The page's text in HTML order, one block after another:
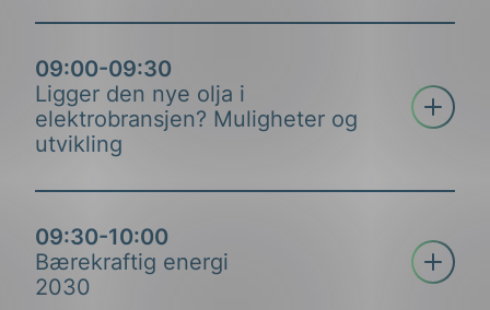
09:00-09:30
Ligger den nye olja i
elektrobransjen? Muligheter og
utvikling
Åpne
Ove Guttormsen
09:30-10:00
Bærekraftig energi
2030
Åpne